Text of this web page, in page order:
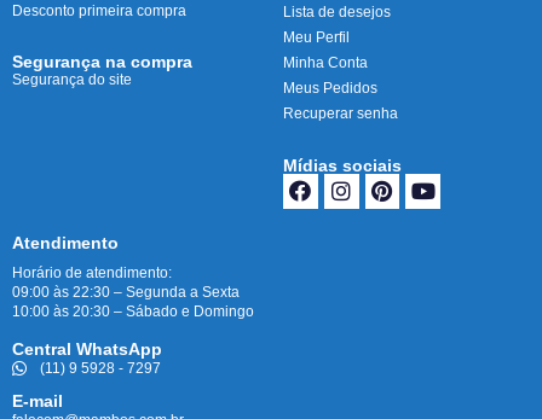
Desconto primeira compra
Segurança na compra
Segurança do site
Lista de desejos
Meu Perfil
Minha Conta
Meus Pedidos
Recuperar senha
Mídias sociais
Atendimento
Horário de atendimento:
09:00 às 22:30 – Segunda a Sexta
10:00 às 20:30 – Sábado e Domingo
Central WhatsApp
(11) 9 5928 - 7297
E-mail